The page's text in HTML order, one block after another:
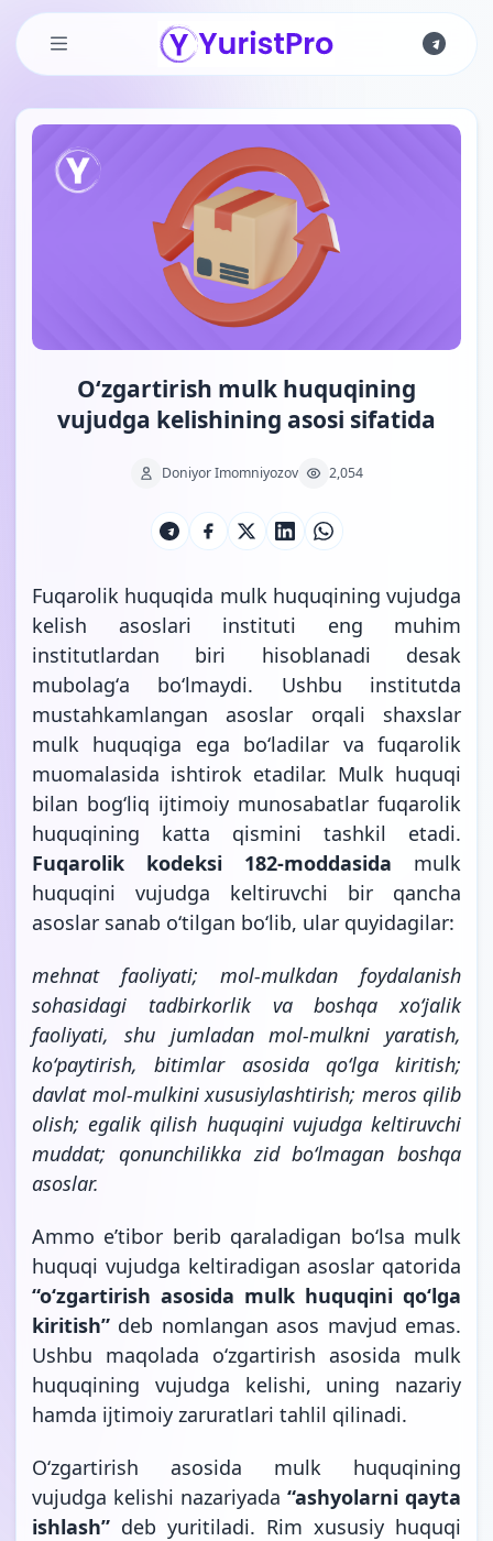
Skip to main content
Oʻzgartirish mulk huquqining
vujudga kelishining asosi sifatida
Doniyor Imomniyozov 2,054
Fuqarolik huquqida mulk huquqining vujudga
kelish asoslari instituti eng muhim
institutlardan biri hisoblanadi desak
mubolagʻa boʻlmaydi. Ushbu institutda
mustahkamlangan asoslar orqali shaxslar
mulk huquqiga ega boʻladilar va fuqarolik
muomalasida ishtirok etadilar. Mulk huquqi
bilan bogʻliq ijtimoiy munosabatlar fuqarolik
huquqining katta qismini tashkil etadi.
Fuqarolik kodeksi 182-moddasida mulk
huquqini vujudga keltiruvchi bir qancha
asoslar sanab oʻtilgan boʻlib, ular quyidagilar:
mehnat faoliyati; mol-mulkdan foydalanish
sohasidagi tadbirkorlik va boshqa xoʻjalik
faoliyati, shu jumladan mol-mulkni yaratish,
koʻpaytirish, bitimlar asosida qoʻlga kiritish;
davlat mol-mulkini xususiylashtirish; meros qilib
olish; egalik qilish huquqini vujudga keltiruvchi
muddat; qonunchilikka zid boʻlmagan boshqa
asoslar.
Ammo eʼtibor berib qaraladigan boʻlsa mulk
huquqi vujudga keltiradigan asoslar qatorida
“oʻzgartirish asosida mulk huquqini qoʻlga
kiritish” deb nomlangan asos mavjud emas.
Ushbu maqolada oʻzgartirish asosida mulk
huquqining vujudga kelishi, uning nazariy
hamda ijtimoiy zaruratlari tahlil qilinadi.
Oʻzgartirish asosida mulk huquqining
vujudga kelishi nazariyada “ashyolarni qayta
ishlash” deb yuritiladi. Rim xususiy huquqi